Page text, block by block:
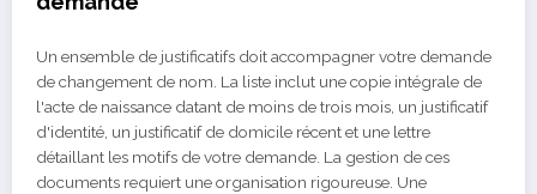
Un ensemble de justificatifs doit accompagner votre demande
de changement de nom. La liste inclut une copie intégrale de
l'acte de naissance datant de moins de trois mois, un justificatif
d'identité, un justificatif de domicile récent et une lettre
détaillant les motifs de votre demande. La gestion de ces
documents requiert une organisation rigoureuse. Une